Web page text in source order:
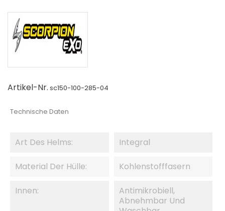
Artikel-Nr. sc150-100-285-04
Technische Daten
Art Des Helms: Integral
Material Der Hülle: Kohlenstofffasern
Innen:
Antimikrobiell,
Abnehmbar Und